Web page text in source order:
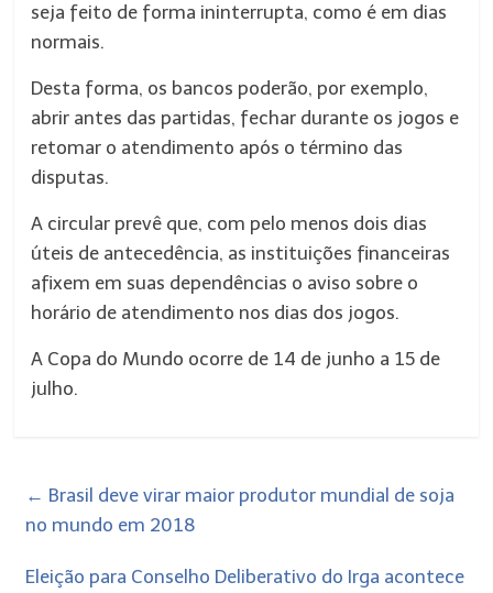
seja feito de forma ininterrupta, como é em dias
normais.
Desta forma, os bancos poderão, por exemplo,
abrir antes das partidas, fechar durante os jogos e
retomar o atendimento após o término das
disputas.
A circular prevê que, com pelo menos dois dias
úteis de antecedência, as instituições financeiras
afixem em suas dependências o aviso sobre o
horário de atendimento nos dias dos jogos.
A Copa do Mundo ocorre de 14 de junho a 15 de
julho.
← Brasil deve virar maior produtor mundial de soja
no mundo em 2018
Eleição para Conselho Deliberativo do Irga acontece